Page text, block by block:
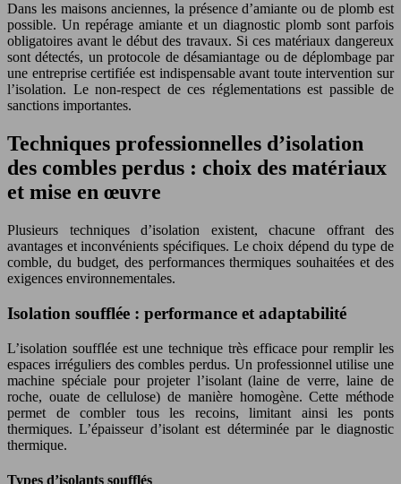
Dans les maisons anciennes, la présence d’amiante ou de plomb est
possible. Un repérage amiante et un diagnostic plomb sont parfois
obligatoires avant le début des travaux. Si ces matériaux dangereux
sont détectés, un protocole de désamiantage ou de déplombage par
une entreprise certifiée est indispensable avant toute intervention sur
l’isolation. Le non-respect de ces réglementations est passible de
sanctions importantes.
Techniques professionnelles d’isolation
des combles perdus : choix des matériaux
et mise en œuvre
Plusieurs techniques d’isolation existent, chacune offrant des
avantages et inconvénients spécifiques. Le choix dépend du type de
comble, du budget, des performances thermiques souhaitées et des
exigences environnementales.
Isolation soufflée : performance et adaptabilité
L’isolation soufflée est une technique très efficace pour remplir les
espaces irréguliers des combles perdus. Un professionnel utilise une
machine spéciale pour projeter l’isolant (laine de verre, laine de
roche, ouate de cellulose) de manière homogène. Cette méthode
permet de combler tous les recoins, limitant ainsi les ponts
thermiques. L’épaisseur d’isolant est déterminée par le diagnostic
thermique.
Types d’isolants soufflés